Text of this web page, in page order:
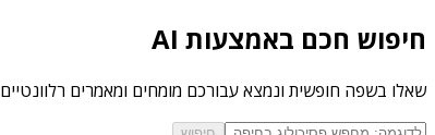
חיפוש חכם באמצעות AI
שאלו בשפה חופשית ונמצא עבורכם מומחים ומאמרים רלוונטיים